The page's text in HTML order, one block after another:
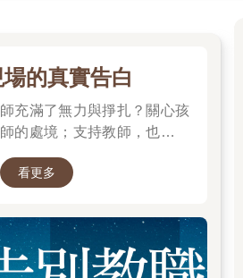
的真實告白
充滿了無力與掙扎？關心孩
的處境；支持教師，也就是
看更多